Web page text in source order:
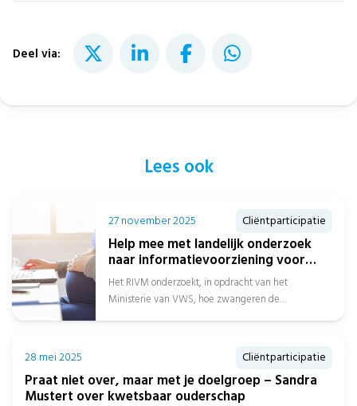
Deel via:
Lees ook
27 november 2025 Cliëntparticipatie
Help mee met landelijk onderzoek
naar informatievoorziening voor
zwangeren
Het RIVM onderzoekt, in opdracht van het
Ministerie van VWS, hoe zwangeren de
28 mei 2025 Cliëntparticipatie
Praat niet over, maar met je doelgroep – Sandra
Mustert over kwetsbaar ouderschap